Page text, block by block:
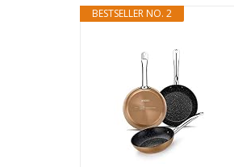
BESTSELLER NO. 2